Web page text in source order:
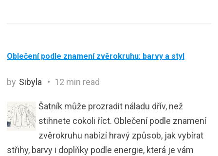
Oblečení podle znamení zvěrokruhu: barvy a styl
by Sibyla 12 min read
Šatník může prozradit náladu dřív, než
stihnete cokoli říct. Oblečení podle znamení
zvěrokruhu nabízí hravý způsob, jak vybírat
střihy, barvy i doplňky podle energie, která je vám